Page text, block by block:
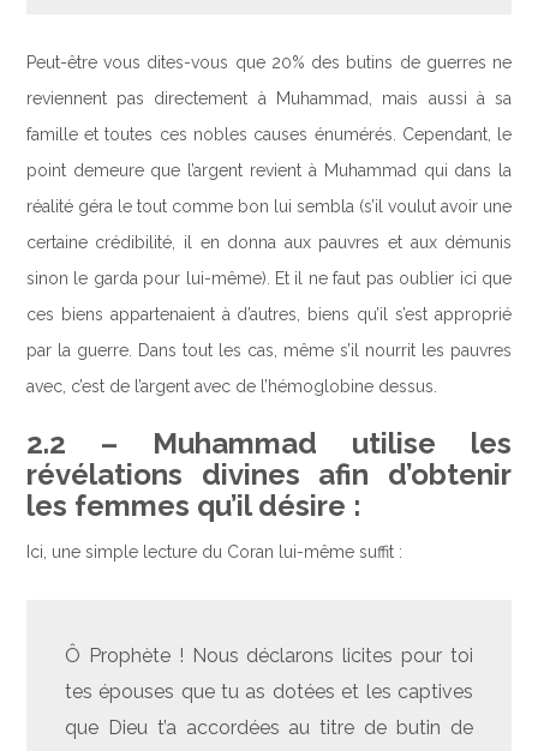
Peut-être vous dites-vous que 20% des butins de guerres ne
reviennent pas directement à Muhammad, mais aussi à sa
famille et toutes ces nobles causes énumérés. Cependant, le
point demeure que l’argent revient à Muhammad qui dans la
réalité géra le tout comme bon lui sembla (s’il voulut avoir une
certaine crédibilité, il en donna aux pauvres et aux démunis
sinon le garda pour lui-même). Et il ne faut pas oublier ici que
ces biens appartenaient à d’autres, biens qu’il s’est approprié
par la guerre. Dans tout les cas, même s’il nourrit les pauvres
avec, c’est de l’argent avec de l’hémoglobine dessus.
2.2 – Muhammad utilise les
révélations divines afin d’obtenir
les femmes qu’il désire :
Ici, une simple lecture du Coran lui-même suffit :
Ô Prophète ! Nous déclarons licites pour toi
tes épouses que tu as dotées et les captives
que Dieu t’a accordées au titre de butin de